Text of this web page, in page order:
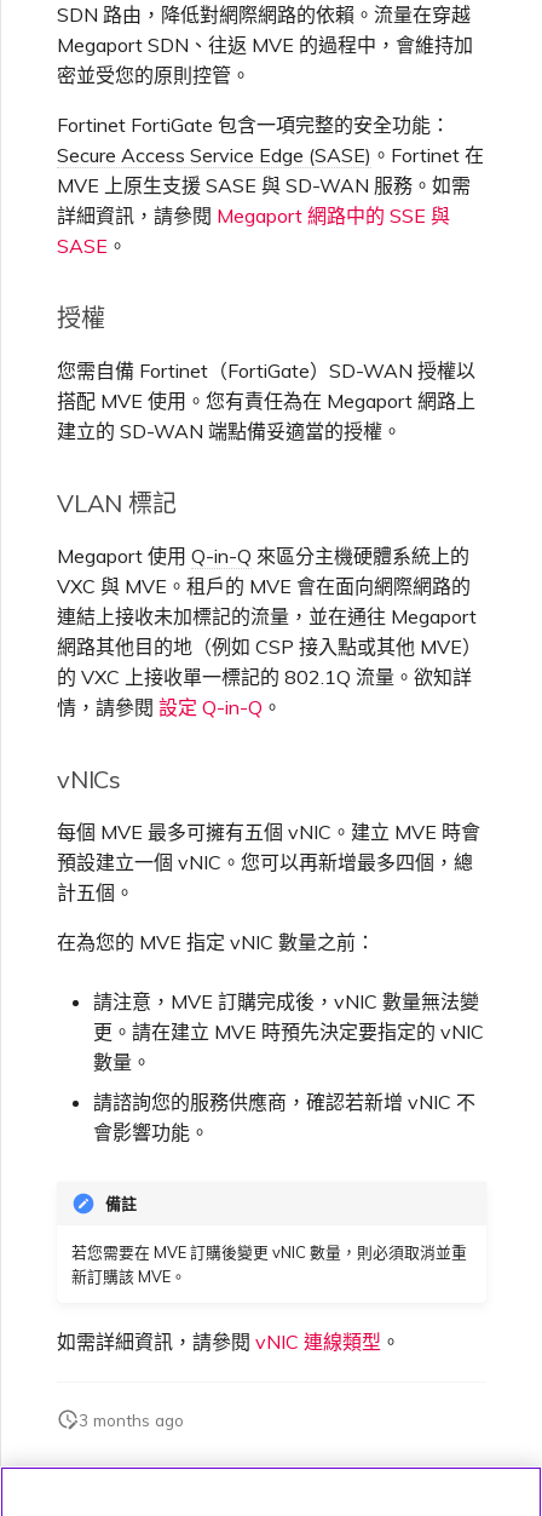
SDN 路由，降低對網際網路的依賴。流量在穿越
Megaport SDN、往返 MVE 的過程中，會維持加
密並受您的原則控管。
Fortinet FortiGate 包含一項完整的安全功能：
Secure Access Service Edge (SASE) 。Fortinet 在
MVE 上原生支援 SASE 與 SD-WAN 服務。如需
詳細資訊，請參閱 Megaport 網路中的 SSE 與
SASE 。
授權
您需自備 Fortinet（FortiGate）SD-WAN 授權以
搭配 MVE 使用。您有責任為在 Megaport 網路上
建立的 SD-WAN 端點備妥適當的授權。
VLAN 標記
Megaport 使用 Q-in-Q 來區分主機硬體系統上的
VXC 與 MVE。租戶的 MVE 會在面向網際網路的
連結上接收未加標記的流量，並在通往 Megaport
網路其他目的地（例如 CSP 接入點或其他 MVE）
的 VXC 上接收單一標記的 802.1Q 流量。欲知詳
情，請參閱 設定 Q-in-Q 。
vNICs
每個 MVE 最多可擁有五個 vNIC。建立 MVE 時會
預設建立一個 vNIC。您可以再新增最多四個，總
計五個。
在為您的 MVE 指定 vNIC 數量之前：
請注意，MVE 訂購完成後，vNIC 數量無法變
更。請在建立 MVE 時預先決定要指定的 vNIC
數量。
請諮詢您的服務供應商，確認若新增 vNIC 不
會影響功能。
備註
若您需要在 MVE 訂購後變更 vNIC 數量，則必須取消並重
新訂購該 MVE。
如需詳細資訊，請參閱 vNIC 連線類型 。
3 months ago